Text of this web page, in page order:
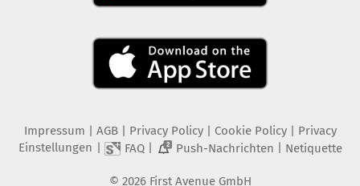
Impressum AGB Privacy Policy| Cookie Policy| Privacy
Einstellungen
FAQ| 2 Push-Nachrichten Netiquette
© 2026 First Avenue GmbH